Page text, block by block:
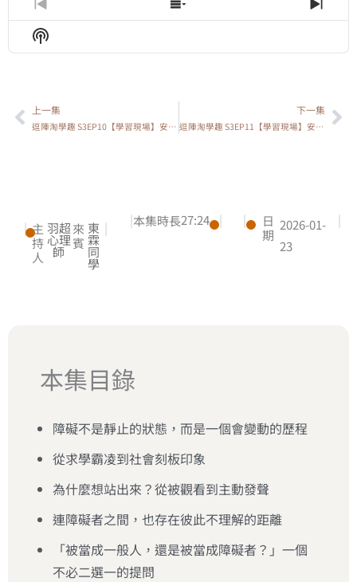
Previous
Episode
Show
Episodes
Next
Show
Podcast
上一頁
上一集
逗陣淘學趣 S3EP10【學習現場】安親班功能是托育？還是補習？
下一集
逗陣淘學趣 S3EP11【學習現場】安親班老師，都在做什麼？下
| 主
持
人
羽超
心理
師
來
賓
東
霖
同
學
| |本集時長27:24 | |
日
期
2026-01-
23
|
本集目錄
障礙不是靜止的狀態，而是一個會變動的歷程
從求學霸凌到社會刻板印象
為什麼想站出來？從被觀看到主動發聲
連障礙者之間，也存在彼此不理解的距離
「被當成一般人，還是被當成障礙者？」一個
不必二選一的提問